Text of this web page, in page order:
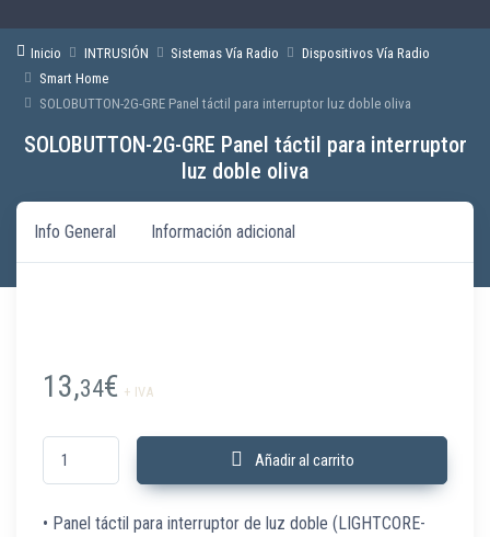
Inicio INTRUSIÓN Sistemas Vía Radio
Dispositivos Vía Radio
Smart Home
SOLOBUTTON-2G-GRE Panel táctil para interruptor luz doble oliva
SOLOBUTTON-2G-GRE Panel táctil para interruptor
luz doble oliva
Info General Información adicional
13,34€ + IVA
SOLOBUTTON-2G-GRE Panel táctil para interruptor luz doble oliva
Añadir al carrito
• Panel táctil para interruptor de luz doble (LIGHTCORE-